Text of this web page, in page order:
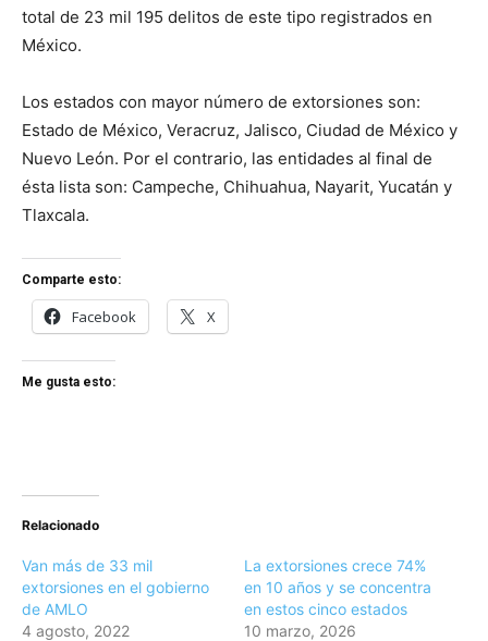
total de 23 mil 195 delitos de este tipo registrados en
México.
Los estados con mayor número de extorsiones son:
Estado de México, Veracruz, Jalisco, Ciudad de México y
Nuevo León. Por el contrario, las entidades al final de
ésta lista son: Campeche, Chihuahua, Nayarit, Yucatán y
Tlaxcala.
Comparte esto:
Facebook X
Me gusta esto:
Relacionado
Van más de 33 mil
extorsiones en el gobierno
de AMLO
4 agosto, 2022
La extorsiones crece 74%
en 10 años y se concentra
en estos cinco estados
10 marzo, 2026